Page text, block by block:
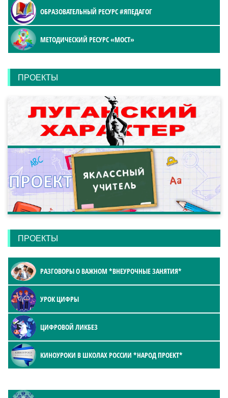
ОБРАЗОВАТЕЛЬНЫЙ РЕСУРС #ЯПЕДАГОГ
МЕТОДИЧЕСКИЙ РЕСУРС «МОСТ»
ПРОЕКТЫ
ПРОЕКТЫ
РАЗГОВОРЫ О ВАЖНОМ *ВНЕУРОЧНЫЕ ЗАНЯТИЯ*
УРОК ЦИФРЫ
ЦИФРОВОЙ ЛИКБЕЗ
КИНОУРОКИ В ШКОЛАХ РОССИИ *НАРОД ПРОЕКТ*